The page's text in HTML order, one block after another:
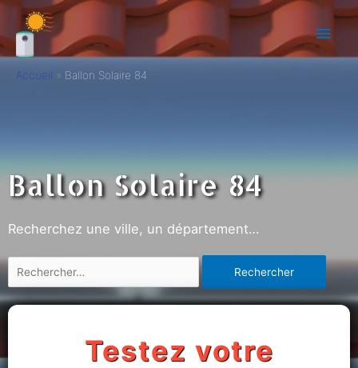
Accueil Ballon Solaire 84
Ballon Solaire 84
Recherchez une ville, un département…
Testez votre